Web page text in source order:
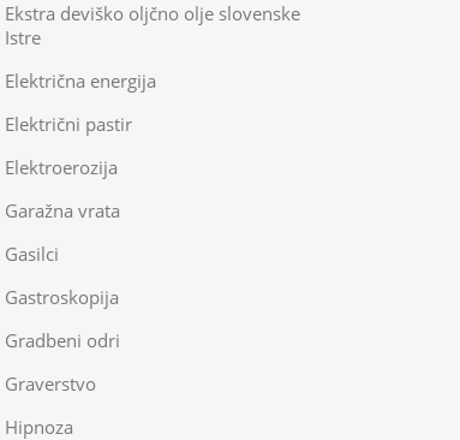
Ekstra deviško oljčno olje slovenske
Istre
Električna energija
Električni pastir
Elektroerozija
Garažna vrata
Gasilci
Gastroskopija
Gradbeni odri
Graverstvo
Hipnoza